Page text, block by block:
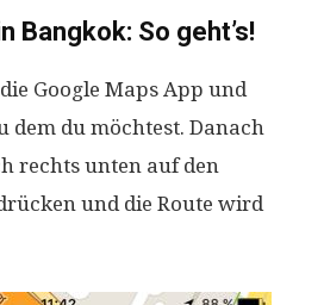
Bangkok: So geht’s!
Google Maps App und
dem du möchtest. Danach
rechts unten auf den
und die Route wird